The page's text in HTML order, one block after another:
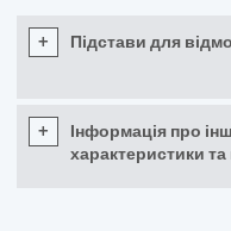
+ Підстави для
+
Інформація про інші
характеристики